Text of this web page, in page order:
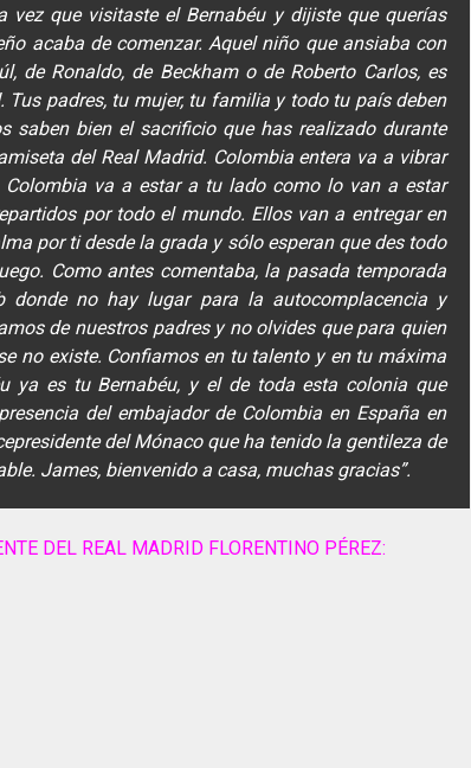
vez que visitaste el Bernabéu y dijiste que querías
acaba de comenzar. Aquel niño que ansiaba con
de Ronaldo, de Beckham o de Roberto Carlos, es
padres, tu mujer, tu familia y todo tu país deben
saben bien el sacrificio que has realizado durante
del Real Madrid. Colombia entera va a vibrar
Colombia va a estar a tu lado como lo van a estar
por todo el mundo. Ellos van a entregar en
por ti desde la grada y sólo esperan que des todo
Como antes comentaba, la pasada temporada
donde no hay lugar para la autocomplacencia y
de nuestros padres y no olvides que para quien
no existe. Confiamos en tu talento y en tu máxima
ya es tu Bernabéu, y el de toda esta colonia que
del embajador de Colombia en España en
del Mónaco que ha tenido la gentileza de
James, bienvenido a casa, muchas gracias”.
DEL REAL MADRID FLORENTINO PÉREZ: